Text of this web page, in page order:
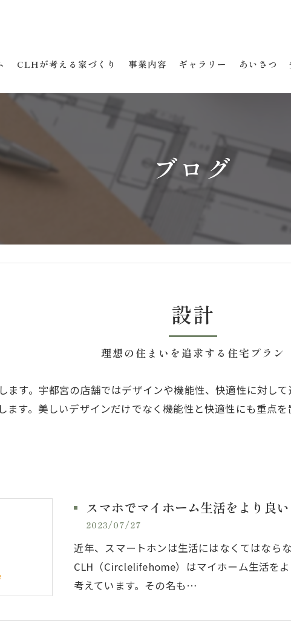
CLHが考える家づくり 事業内容 ギャラリー あいさつ
ブログ
設計
理想の住まいを追求する住宅プラン
ます。宇都宮の店舗ではデザインや機能性、快適性に対し
ます。美しいデザインだけでなく機能性と快適性にも重点
スマホでマイホーム生活をより良
2023/07/27
近年、スマートホンは生活にはなくてはなら
CLH（Circlelifehome）はマイホーム生活を
考えています。その名も…